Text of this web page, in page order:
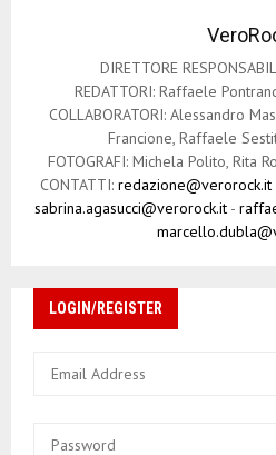
DIRETTORE
REDATTORI: Raffaele
COLLABORATORI: Alessandro
Francione, Raffaele
FOTOGRAFI: Michela Polito, Rita
CONTATTI: redazione@verorock.it
sabrina.agasucci@verorock.it-
LOGIN/REGISTER